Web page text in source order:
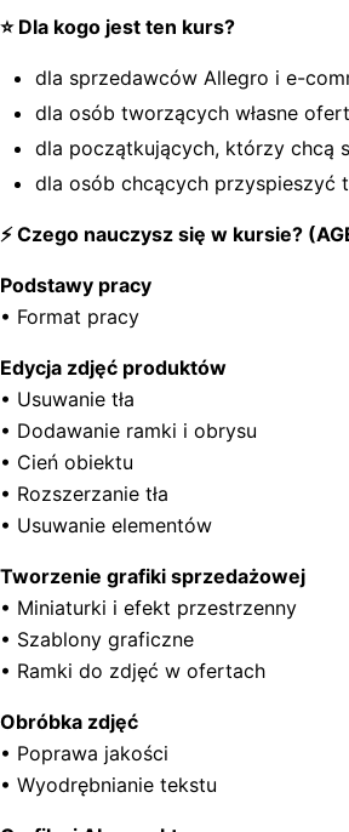
⭐ Dla kogo jest ten kurs?
dla sprzedawców Allegro i e-
dla osób tworzących własne
dla początkujących, którzy chcą
dla osób chcących przyspieszyć
⚡ Czego nauczysz się w kursie?
Podstawy pracy
• Format pracy
Edycja zdjęć produktów
• Usuwanie tła
• Dodawanie ramki i obrysu
• Cień obiektu
• Rozszerzanie tła
• Usuwanie elementów
Tworzenie grafiki sprzedażowej
• Miniaturki i efekt przestrzenny
• Szablony graficzne
• Ramki do zdjęć w ofertach
Obróbka zdjęć
• Poprawa jakości
• Wyodrębnianie tekstu